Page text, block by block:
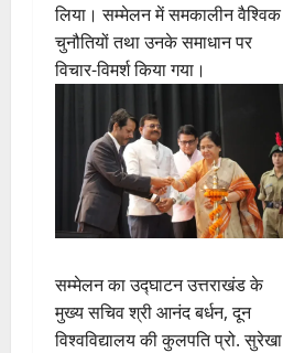
लिया। सम्मेलन में समकालीन वैश्विक
चुनौतियों तथा उनके समाधान पर
विचार-विमर्श किया गया।
सम्मेलन का उद्घाटन उत्तराखंड के
मुख्य सचिव श्री आनंद बर्धन, दून
विश्वविद्यालय की कुलपति प्रो. सुरेखा